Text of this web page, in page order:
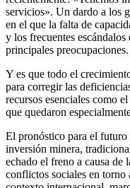
servicios». Un dardo a los
en el que la falta de
y los frecuentes
principales preocupaciones.
Y es que todo el
para corregir las
recursos esenciales como
que quedaron
El pronóstico para el
inversión minera,
echado el freno a causa de
conflictos sociales en torno